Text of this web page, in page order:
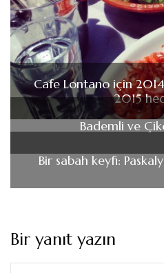
Cafe Lontano için
2015
Bademli ve
Bir sabah keyfi:
Bir yanıt yazın